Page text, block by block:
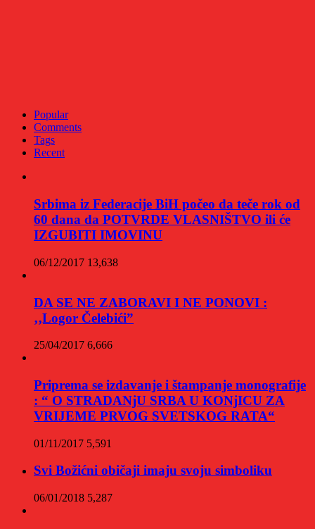
Popular
Comments
Tags
Recent
Srbima iz Federacije BiH počeo da teče rok od
60 dana da POTVRDE VLASNIŠTVO ili će
IZGUBITI IMOVINU
06/12/2017 13,638
DA SE NE ZABORAVI I NE PONOVI :
‚‚Logor Čelebići”
25/04/2017 6,666
Priprema se izdavanje i štampanje monografije
: “ O STRADANjU SRBA U KONjICU ZA
VRIJEME PRVOG SVETSKOG RATA“
01/11/2017 5,591
Svi Božićni običaji imaju svoju simboliku
06/01/2018 5,287